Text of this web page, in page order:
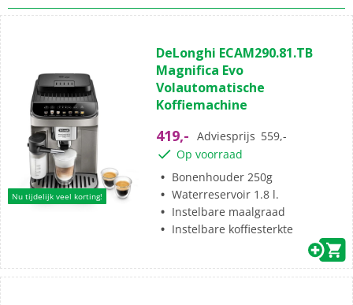
Nu tijdelijk veel korting!
van
de
5
sterren.
beoordelingen
DeLonghi ECAM290.81.TB
Magnifica Evo
Volautomatische
Koffiemachine
419,- Adviesprijs 559,-
Op voorraad
Bonenhouder 250g
Waterreservoir 1.8 l.
Instelbare maalgraad
Instelbare koffiesterkte